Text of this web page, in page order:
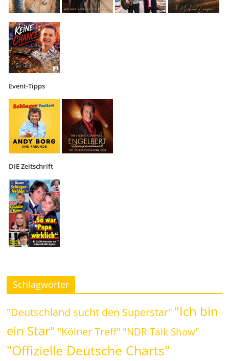
Event-Tipps
DIE Zeitschrift
Schlagwörter
"Deutschland sucht den Superstar" "Ich bin
ein Star" "Kölner Treff" "NDR Talk Show"
"Offizielle Deutsche Charts"